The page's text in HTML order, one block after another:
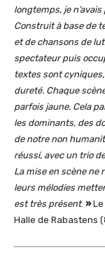
longtemps, je
Construit à base de
et de chansons de
spectateur puis
textes sont cyniques,
dureté. Chaque
parfois jaune. Cela
les dominants, des
de notre non
réussi, avec un trio
La mise en scène ne
leurs mélodies
est très présent. »Le
Halle de Rabastens